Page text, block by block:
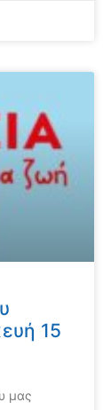
15
μας